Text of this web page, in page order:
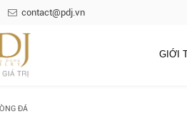
contact@pdj.vn
GIỚI
ĐÁ